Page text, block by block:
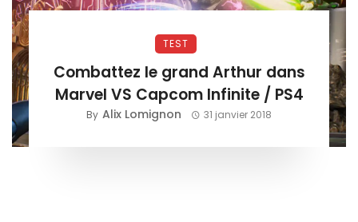
TEST
Combattez le grand Arthur dans
Marvel VS Capcom Infinite / PS4
By Alix Lomignon 31 janvier 2018